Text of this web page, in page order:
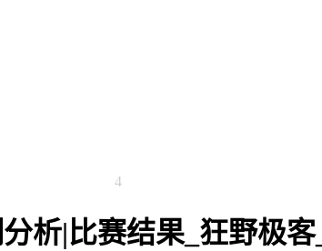
4
析|比赛结果_狂野极